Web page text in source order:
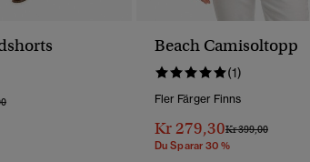
Från
Till
Beach Camisoltopp
(1)
Fler Färger Finns
Kr 279,30Pris Reducerat Från
Kr 399,00Till
Du Sparar 30 %